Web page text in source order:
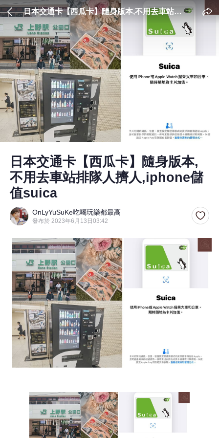
日本交通卡【西瓜卡】隨身版本,不用去車站排
隊人擠人,iphone儲值suica
日本交通卡【西瓜卡】隨身版本,
不用去車站排隊人擠人,iphone儲
值suica
OnLyYuSuKe吃喝玩樂都最高
發布於 2023年6月13日03:42